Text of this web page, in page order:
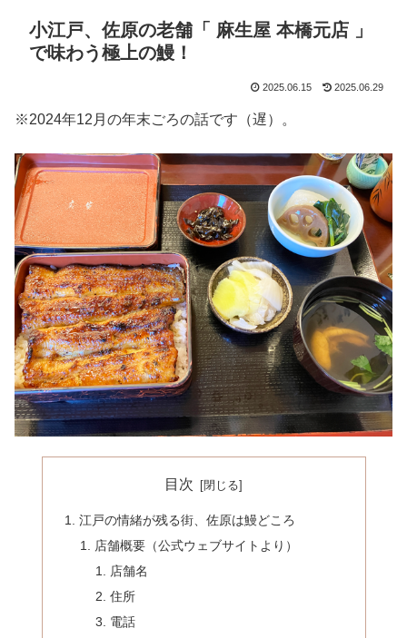
小江戸、佐原の老舗「 麻生屋 本橋元店 」
で味わう極上の鰻！
2025.06.15 2025.06.29
※2024年12月の年末ごろの話です（遅）。
目次
江戸の情緒が残る街、佐原は鰻どころ
店舗概要（公式ウェブサイトより）
店舗名
住所
電話